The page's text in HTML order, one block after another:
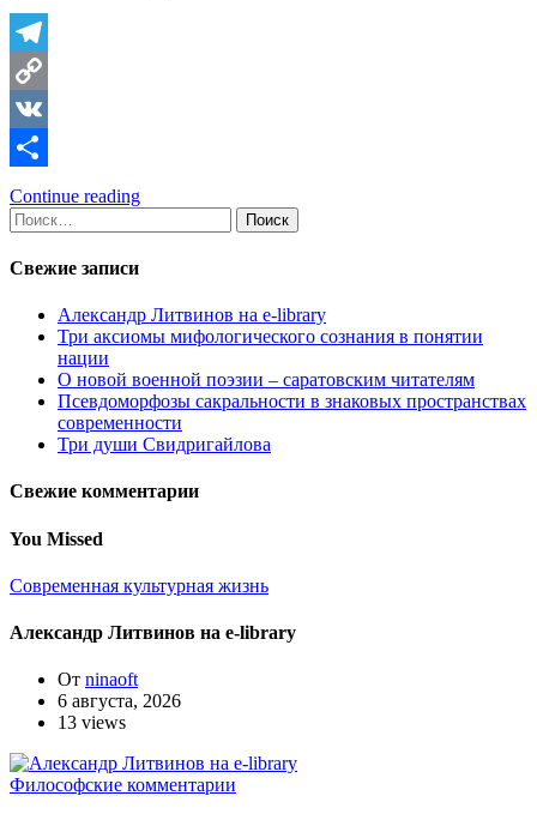
Telegram
Copy
Link
VK
Отправить
Continue reading
Найти:
Свежие записи
Александр Литвинов на e-library
Три аксиомы мифологического сознания в понятии
нации
О новой военной поэзии – саратовским читателям
Псевдоморфозы сакральности в знаковых пространствах
современности
Три души Свидригайлова
Свежие комментарии
You Missed
Современная культурная жизнь
Александр Литвинов на e-library
От ninaoft
6 августа, 2026
13 views
Философские комментарии